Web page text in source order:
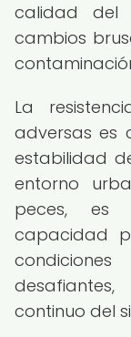
calidad del
cambios
La
adversas es
estabilidad
entorno
peces, es
capacidad
continuo del